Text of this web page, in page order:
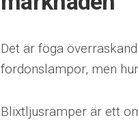
Det är föga
fordonslampor, men
Blixtljusramper är ett